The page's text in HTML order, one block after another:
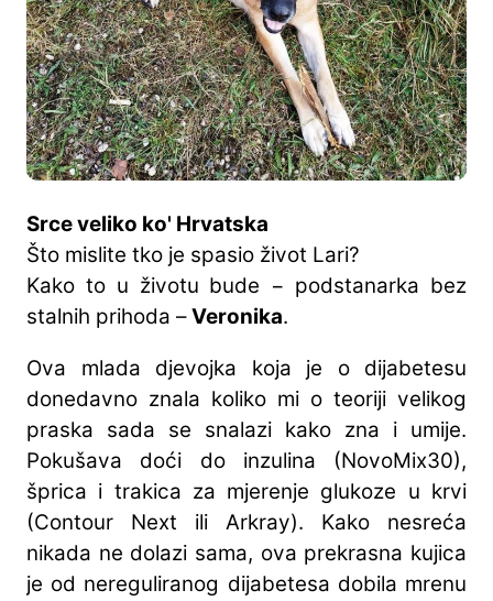
Srce veliko ko' Hrvatska
Što mislite tko je spasio život Lari?
Kako to u životu bude − podstanarka bez
stalnih prihoda –Veronika.
Ova mlada djevojka koja je o dijabetesu
donedavno znala koliko mi o teoriji velikog
praska sada se snalazi kako zna i umije.
Pokušava doći do inzulina (NovoMix30),
šprica i trakica za mjerenje glukoze u krvi
(Contour Next ili Arkray). Kako nesreća
nikada ne dolazi sama, ova prekrasna kujica
je od nereguliranog dijabetesa dobila mrenu